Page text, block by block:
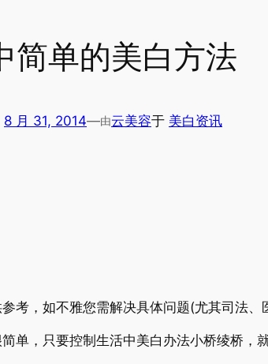
简单的美白方法
8 月 31, 2014—由云美容于 美白资讯
考，如不雅您需解决具体问题(尤其司法、
单，只要控制生活中美白办法小桥绫桥，